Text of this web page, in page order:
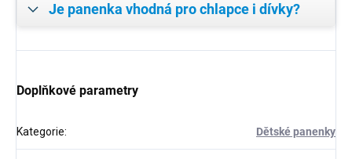
Je panenka vhodná pro chlapce i dívky?
Doplňkové parametry
Kategorie: Dětské panenky